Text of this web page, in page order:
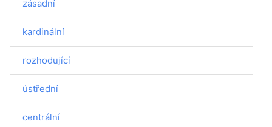
zásadní
kardinální
rozhodující
ústřední
centrální